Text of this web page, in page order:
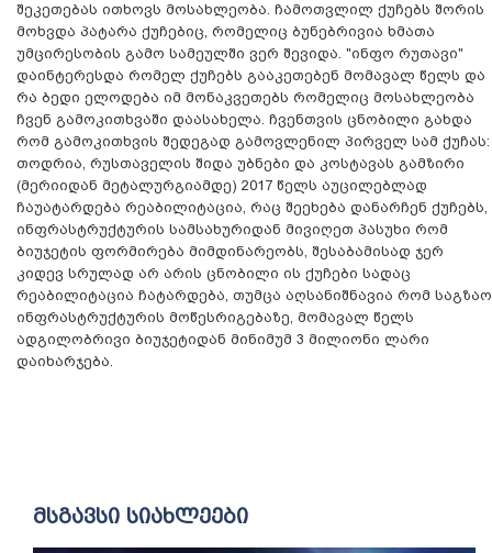
შეკეთებას ითხოვს მოსახლეობა. ჩამოთვლილ ქუჩებს შორის
მოხვდა პატარა ქუჩებიც, რომელიც ბუნებრივია ხმათა
უმცირესობის გამო სამეულში ვერ შევიდა. "ინფო რუთავი"
დაინტერესდა რომელ ქუჩებს გააკეთებენ მომავალ წელს და
რა ბედი ელოდება იმ მონაკვეთებს რომელიც მოსახლეობა
ჩვენ გამოკითხვაში დაასახელა. ჩვენთვის ცნობილი გახდა
რომ გამოკითხვის შედეგად გამოვლენილ პირველ სამ ქუჩას:
თოდრია, რუსთაველის შიდა უბნები და კოსტავას გამზირი
(მერიიდან მეტალურგიამდე) 2017 წელს აუცილებლად
ჩაუატარდება რეაბილიტაცია, რაც შეეხება დანარჩენ ქუჩებს,
ინფრასტრუქტურის სამსახურიდან მივიღეთ პასუხი რომ
ბიუჯეტის ფორმირება მიმდინარეობს, შესაბამისად ჯერ
კიდევ სრულად არ არის ცნობილი ის ქუჩები სადაც
რეაბილიტაცია ჩატარდება, თუმცა აღსანიშნავია რომ საგზაო
ინფრასტრუქტურის მოწესრიგებაზე, მომავალ წელს
ადგილობრივი ბიუჯეტიდან მინიმუმ 3 მილიონი ლარი
დაიხარჯება.
მსგავსი სიახლეები